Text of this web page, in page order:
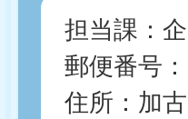
担当課：
郵便番号
住所：加